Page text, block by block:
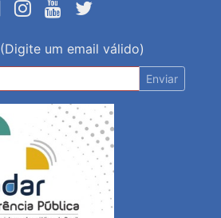
(Digite um email válido)
Enviar